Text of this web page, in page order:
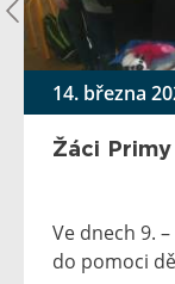
14. března
Žáci
Ve dnech 9.
do pomoci